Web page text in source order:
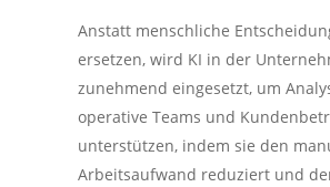
Anstatt menschliche
ersetzen, wird KI in der
zunehmend eingesetzt, um
operative Teams und
unterstützen, indem sie den
Arbeitsaufwand reduziert und